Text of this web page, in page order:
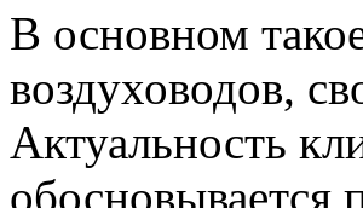
В основном
воздуховодов,
Актуальность
обосновывается